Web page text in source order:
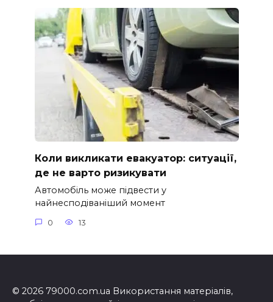
Коли викликати евакуатор: ситуації,
де не варто ризикувати
Автомобіль може підвести у
найнесподіваніший момент
0 13
© 2026 79000.com.ua Використання матеріалів,